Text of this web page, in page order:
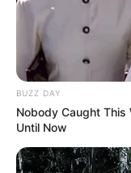
BUZZ DAY
Nobody Caught This
Until Now